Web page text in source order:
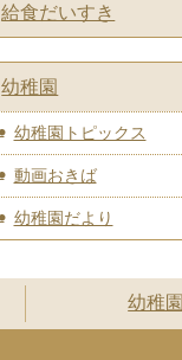
給食だいすき
幼稚園
幼稚園トピックス
動画おきば
幼稚園だより
幼稚園